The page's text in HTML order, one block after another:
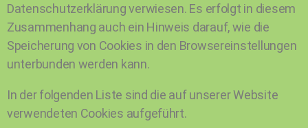
Datenschutzerklärung verwiesen. Es erfolgt in diesem
Zusammenhang auch ein Hinweis darauf, wie die
Speicherung von Cookies in den Browsereinstellungen
unterbunden werden kann.
In der folgenden Liste sind die auf unserer Website
verwendeten Cookies aufgeführt.